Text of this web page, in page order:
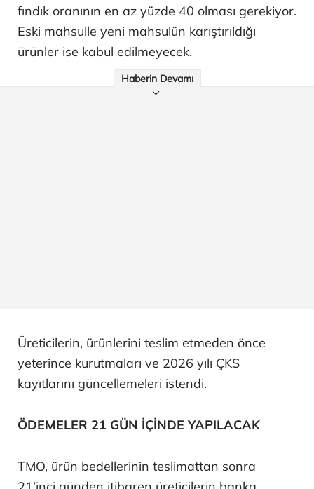
fındık oranının en az yüzde 40 olması gerekiyor.
Eski mahsulle yeni mahsulün karıştırıldığı
ürünler ise kabul edilmeyecek.
Haberin Devamı
Üreticilerin, ürünlerini teslim etmeden önce
yeterince kurutmaları ve 2026 yılı ÇKS
kayıtlarını güncellemeleri istendi.
ÖDEMELER 21 GÜN İÇİNDE YAPILACAK
TMO, ürün bedellerinin teslimattan sonra